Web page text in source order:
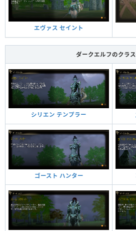
エヴァス セイント
ダークエルフのクラ
シリエン テンプラー
ゴースト ハンター